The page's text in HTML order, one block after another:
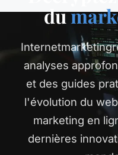
du
analyses
et des guides
l'évolution du
marketing en
dernières